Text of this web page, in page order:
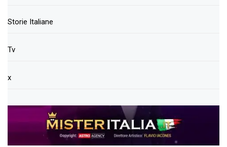
Storie Italiane
Tv
x